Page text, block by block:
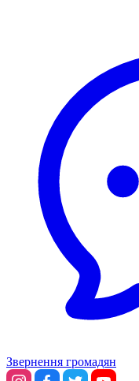
Звернення громадян